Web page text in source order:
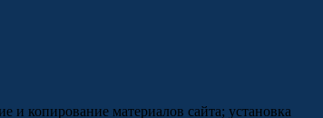
и копирование материалов сайта; установка